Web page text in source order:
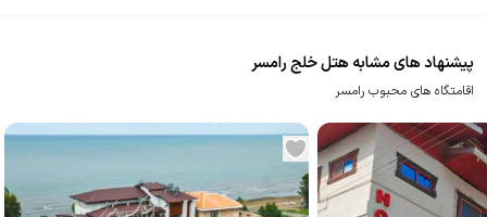
پیشنهاد های مشابه هتل خلج رامسر
اقامتگاه های محبوب رامسر